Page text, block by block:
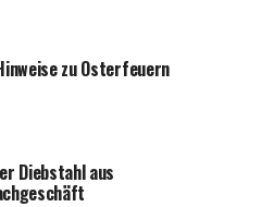
zu Osterfeuern
Dieb­stahl aus